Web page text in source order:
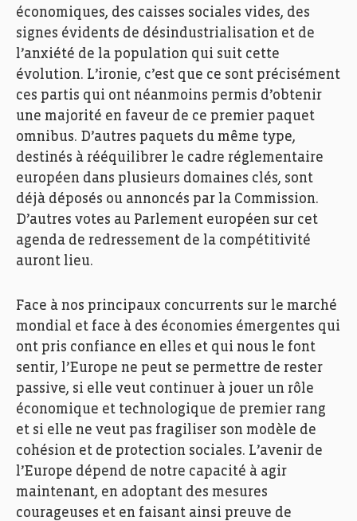
économiques, des caisses sociales vides, des
signes évidents de désindustrialisation et de
l’anxiété de la population qui suit cette
évolution. L’ironie, c’est que ce sont précisément
ces partis qui ont néanmoins permis d’obtenir
une majorité en faveur de ce premier paquet
omnibus. D’autres paquets du même type,
destinés à rééquilibrer le cadre réglementaire
européen dans plusieurs domaines clés, sont
déjà déposés ou annoncés par la Commission.
D’autres votes au Parlement européen sur cet
agenda de redressement de la compétitivité
auront lieu.
Face à nos principaux concurrents sur le marché
mondial et face à des économies émergentes qui
ont pris confiance en elles et qui nous le font
sentir, l’Europe ne peut se permettre de rester
passive, si elle veut continuer à jouer un rôle
économique et technologique de premier rang
et si elle ne veut pas fragiliser son modèle de
cohésion et de protection sociales. L’avenir de
l’Europe dépend de notre capacité à agir
maintenant, en adoptant des mesures
courageuses et en faisant ainsi preuve de